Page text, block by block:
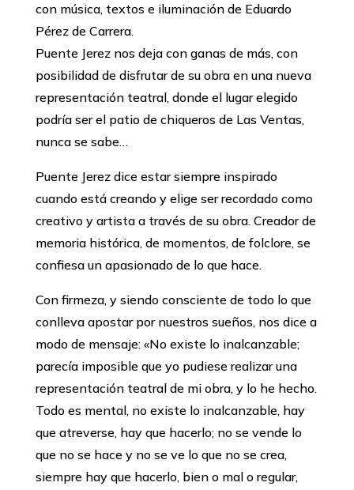
con música, textos e iluminación de Eduardo
Pérez de Carrera.
Puente Jerez nos deja con ganas de más, con
posibilidad de disfrutar de su obra en una nueva
representación teatral, donde el lugar elegido
podría ser el patio de chiqueros de Las Ventas,
nunca se sabe…
Puente Jerez dice estar siempre inspirado
cuando está creando y elige ser recordado como
creativo y artista a través de su obra. Creador de
memoria histórica, de momentos, de folclore, se
confiesa un apasionado de lo que hace.
Con firmeza, y siendo consciente de todo lo que
conlleva apostar por nuestros sueños, nos dice a
modo de mensaje: «No existe lo inalcanzable;
parecía imposible que yo pudiese realizar una
representación teatral de mi obra, y lo he hecho.
Todo es mental, no existe lo inalcanzable, hay
que atreverse, hay que hacerlo; no se vende lo
que no se hace y no se ve lo que no se crea,
siempre hay que hacerlo, bien o mal o regular,